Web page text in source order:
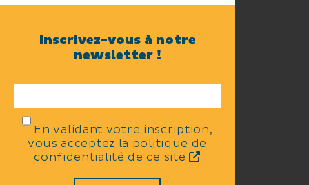
Inscrivez-vous à notre
newsletter !
En validant votre inscription,
vous acceptez la politique de
confidentialité de ce site